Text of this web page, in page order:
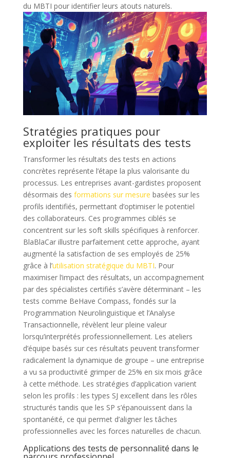
du MBTI pour identifier leurs atouts naturels.
Stratégies pratiques pour
exploiter les résultats des tests
Transformer les résultats des tests en actions
concrètes représente l’étape la plus valorisante du
processus. Les entreprises avant-gardistes proposent
désormais des formations sur mesure basées sur les
profils identifiés, permettant d’optimiser le potentiel
des collaborateurs. Ces programmes ciblés se
concentrent sur les soft skills spécifiques à renforcer.
BlaBlaCar illustre parfaitement cette approche, ayant
augmenté la satisfaction de ses employés de 25%
grâce à l’utilisation stratégique du MBTI. Pour
maximiser l’impact des résultats, un accompagnement
par des spécialistes certifiés s’avère déterminant – les
tests comme BeHave Compass, fondés sur la
Programmation Neurolinguistique et l’Analyse
Transactionnelle, révèlent leur pleine valeur
lorsqu’interprétés professionnellement. Les ateliers
d’équipe basés sur ces résultats peuvent transformer
radicalement la dynamique de groupe – une entreprise
a vu sa productivité grimper de 25% en six mois grâce
à cette méthode. Les stratégies d’application varient
selon les profils : les types SJ excellent dans les rôles
structurés tandis que les SP s’épanouissent dans la
spontanéité, ce qui permet d’aligner les tâches
professionnelles avec les forces naturelles de chacun.
Applications des tests de personnalité dans le